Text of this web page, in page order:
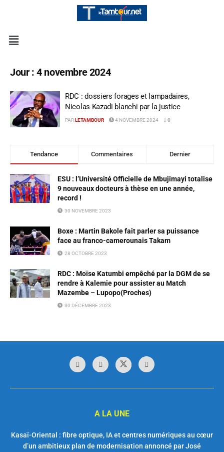
Jour :4 novembre 2024
RDC : dossiers forages et lampadaires,
Nicolas Kazadi blanchi par la justice
PAR LETAMBOUR 4 NOVEMBRE 2024 0
Tendance Commentaires Dernier
ESU : l’Université Officielle de Mbujimayi totalise
9 nouveaux docteurs à thèse en une année,
record !
30 NOVEMBRE 2023
Boxe : Martin Bakole fait parler sa puissance
face au franco-camerounais Takam
28 OCTOBRE 2023
RDC : Moïse Katumbi empêché par la DGM de se
rendre à Kalemie pour assister au Match
Mazembe – Lupopo(Proches)
30 DÉCEMBRE 2023
A LA UNE
Kasaï-Oriental : fibre optique, IA et centres numériques au cœur
d’un ambitieux plan de modernisation annoncé par José